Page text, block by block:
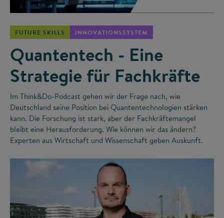
FUTURE SKILLS INNOVATIONSSYSTEM
Quantentech - Eine
Strategie für Fachkräfte
Im Think&Do-Podcast gehen wir der Frage nach, wie
Deutschland seine Position bei Quantentechnologien stärken
kann. Die Forschung ist stark, aber der Fachkräftemangel
bleibt eine Herausforderung. Wie können wir das ändern?
Experten aus Wirtschaft und Wissenschaft geben Auskunft.